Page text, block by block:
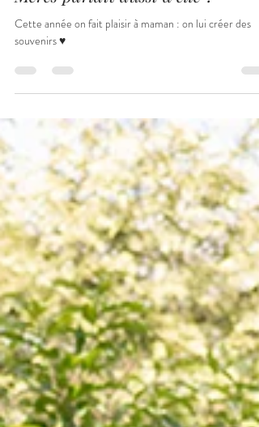
Et si, cette année, la Fête des
souvenirs ♥️